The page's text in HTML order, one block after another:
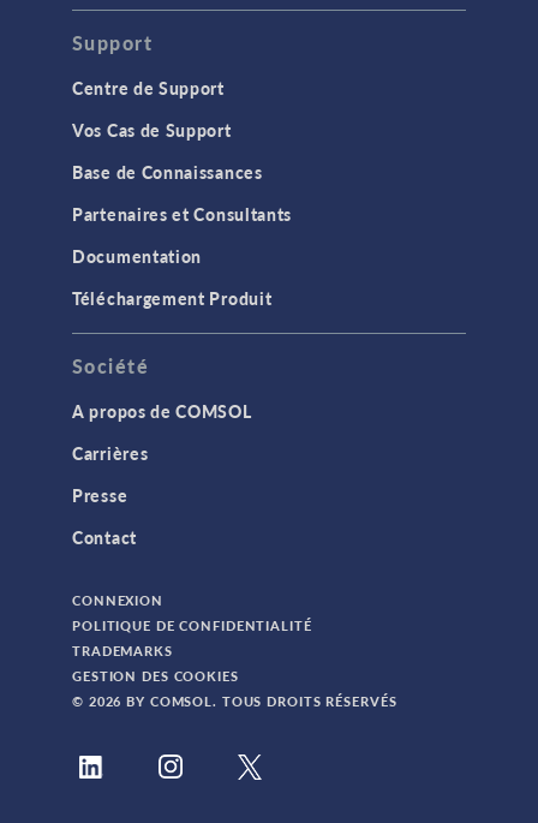
Support
Centre de Support
Vos Cas de Support
Base de Connaissances
Partenaires et Consultants
Documentation
Téléchargement Produit
Société
A propos de COMSOL
Carrières
Presse
Contact
CONNEXION
POLITIQUE DE CONFIDENTIALITÉ
TRADEMARKS
GESTION DES COOKIES
© 2026 BY COMSOL. TOUS DROITS RÉSERVÉS